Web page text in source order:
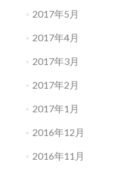
2017年5月
2017年4月
2017年3月
2017年2月
2017年1月
2016年12月
2016年11月